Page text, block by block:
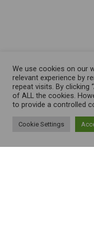
We use cookies on our
relevant experience by
repeat visits. By clicking
of ALL the cookies.
to provide a controlled
Cookie Settings